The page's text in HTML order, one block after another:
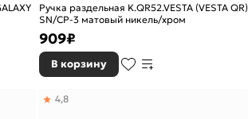
Ручка раздельная K.QR52.VESTA (VESTA QR)
SN/CP-3 матовый никель/хром
909₽
В корзину
4,8